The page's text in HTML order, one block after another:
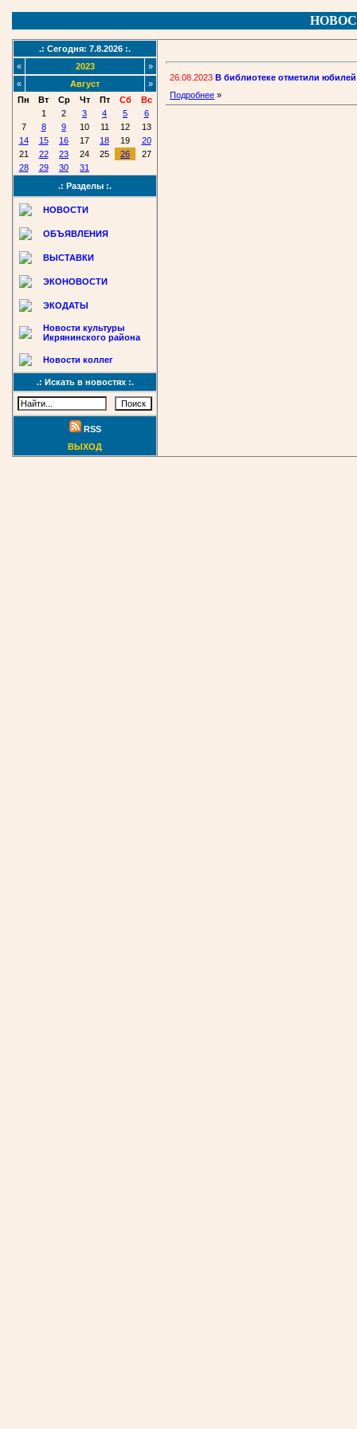
.: Сегодня: 7.8.2026 :.
«
2023
»
«
Август
»
Пн
Вт Ср Чт Пт Сб
Вс
1
2 3 4 5
6
7
8 9 10 11 12
13
14
15 16 17 18 19
20
21
22 23 24 25 26
27
28
29 30
31
.: Разделы :.
НОВОСТИ
ОБЪЯВЛЕНИЯ
ВЫСТАВКИ
ЭКОНОВОСТИ
ЭКОДАТЫ
Новости культуры
Икрянинского района
Новости коллег
.: Искать в новостях :.
RSS
ВЫХОД
26.08.2023 В библиотеке отметили юбилей
Подробнее »